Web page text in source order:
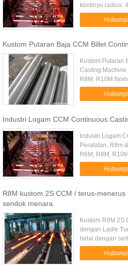
kontinyu radius:
dengan
teknis: Radius
Kustom Putaran Baja CCM Billet
Kustom Putaran
Casting
R8M, R10M
canggih operasi
dan efisiensi
Industri Logam CCM Continuous
Industri Logam
Peralatan, R8m
R6M, R8M,
dengan
yang aman
R8M kustom 2S CCM / terus-
sendok menara
Kustom R8M 2S
dengan Ladle
helai dengan
dapat
pengecoran